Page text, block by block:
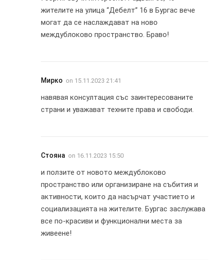
жителите на улица “Дебелт” 16 в Бургас вече
могат да се наслаждават на ново
междублоково пространство. Браво!
Мирко on 15.11.2023 21:41
навявая консултация със заинтересованите
страни и уважават техните права и свободи.
Стояна on 16.11.2023 15:50
и ползите от новото междублоково
пространство или организиране на събития и
активности, които да насърчат участието и
социализацията на жителите. Бургас заслужава
все по-красиви и функционални места за
живеене!